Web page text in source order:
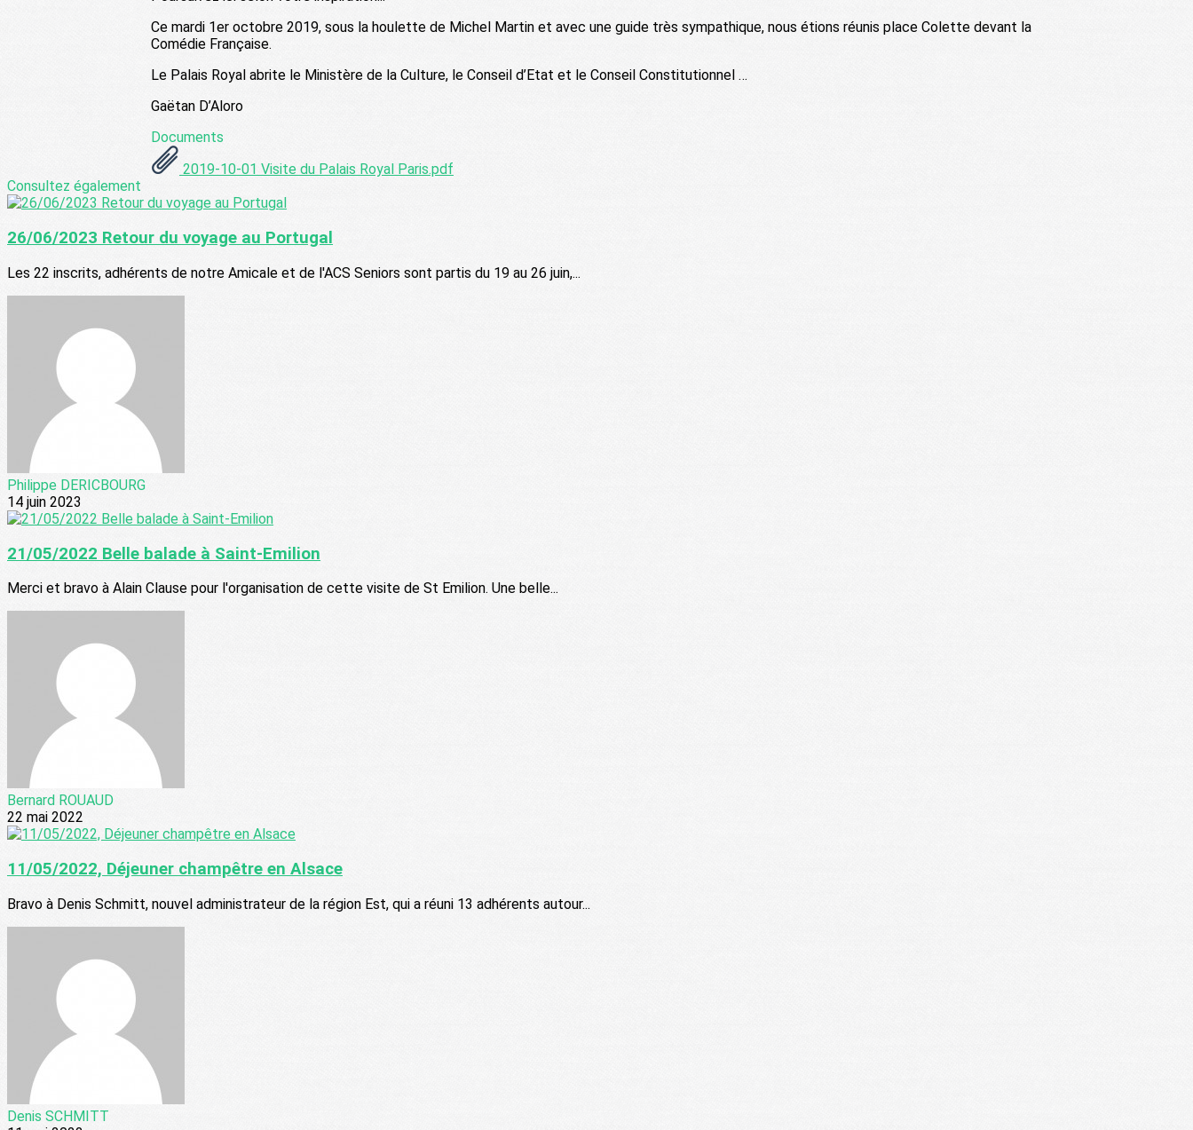
Ce mardi 1er octobre 2019, sous la houlette de Michel Martin et avec une guide très sympathique, nous étions réunis place Colette devant la
Comédie Française.
Le Palais Royal abrite le Ministère de la Culture, le Conseil d’Etat et le Conseil Constitutionnel …
Gaëtan D’Aloro
Documents
2019-10-01 Visite du Palais Royal Paris.pdf
Consultez également
26/06/2023 Retour du voyage au Portugal
Les 22 inscrits, adhérents de notre Amicale et de l'ACS Seniors sont partis du 19 au 26 juin,...
Philippe DERICBOURG
14 juin 2023
21/05/2022 Belle balade à Saint-Emilion
Merci et bravo à Alain Clause pour l'organisation de cette visite de St Emilion. Une belle...
Bernard ROUAUD
22 mai 2022
11/05/2022, Déjeuner champêtre en Alsace
Bravo à Denis Schmitt, nouvel administrateur de la région Est, qui a réuni 13 adhérents autour...
Denis SCHMITT